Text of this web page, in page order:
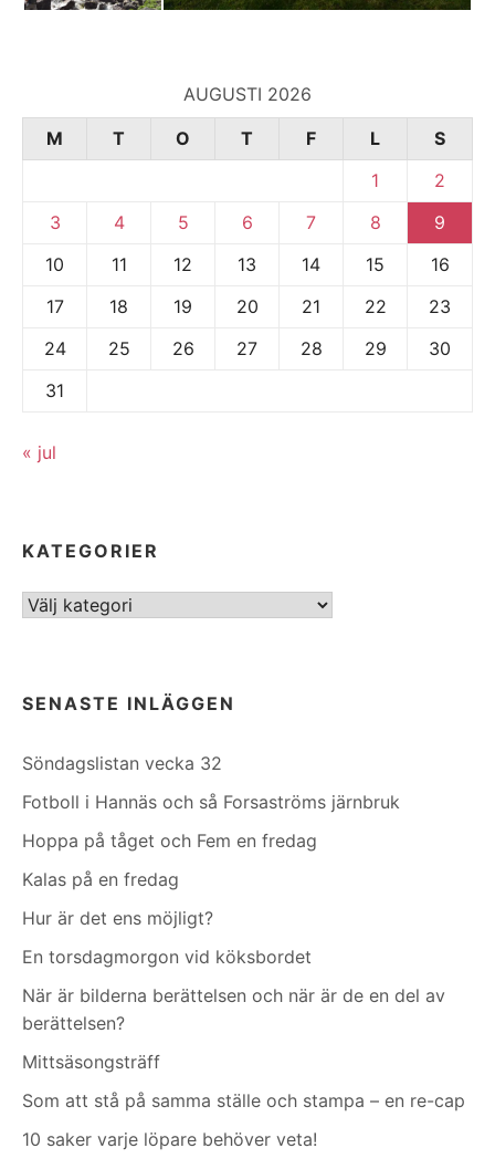
AUGUSTI 2026
M
T O T F L
S
1
2
3
4 5 6 7 8
9
10
11 12 13 14 15
16
17
18 19 20 21 22
23
24
25 26 27 28 29
30
31
« jul
KATEGORIER
Kategorier
SENASTE INLÄGGEN
Söndagslistan vecka 32
Fotboll i Hannäs och så Forsaströms järnbruk
Hoppa på tåget och Fem en fredag
Kalas på en fredag
Hur är det ens möjligt?
En torsdagmorgon vid köksbordet
När är bilderna berättelsen och när är de en del av
berättelsen?
Mittsäsongsträff
Som att stå på samma ställe och stampa – en re-cap
10 saker varje löpare behöver veta!